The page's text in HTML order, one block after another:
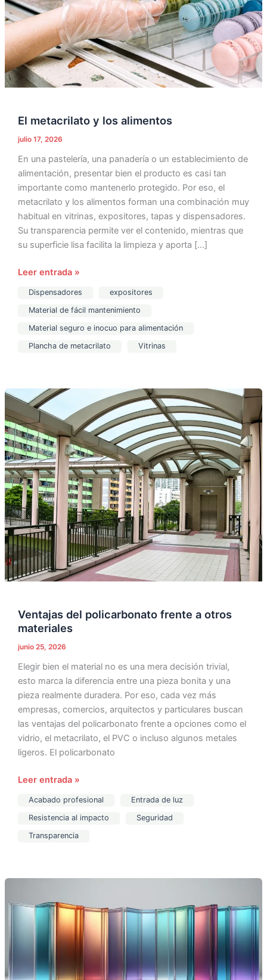
El metacrilato y los alimentos
julio 17, 2026
En una pastelería, una panadería o un establecimiento de
alimentación, presentar bien el producto es casi tan
importante como mantenerlo protegido. Por eso, el
metacrilato y los alimentos forman una combinación muy
habitual en vitrinas, expositores, tapas y dispensadores.
Su transparencia permite ver el contenido, mientras que
su superficie lisa facilita la limpieza y aporta […]
Leer entrada »
Dispensadores
expositores
Material de fácil mantenimiento
Material seguro e inocuo para alimentación
Plancha de metacrilato
Vitrinas
Ventajas del policarbonato frente a otros
materiales
junio 25, 2026
Elegir bien el material no es una mera decisión trivial,
esto marca la diferencia entre una pieza bonita y una
pieza realmente duradera. Por eso, cada vez más
empresas, comercios, arquitectos y particulares buscan
las ventajas del policarbonato frente a opciones como el
vidrio, el metacrilato, el PVC o incluso algunos metales
ligeros. El policarbonato
Ventajas
del
policarbonato
frente
a
otros
materiales
Leer entrada »
Acabado profesional
Entrada de luz
Resistencia al impacto
Seguridad
Transparencia
metacrilato